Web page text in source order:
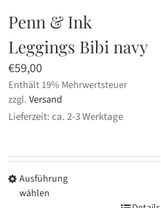
Penn & Ink
Leggings Bibi navy
€59,00
Enthält 19% Mehrwertsteuer
zzgl.Versand
Lieferzeit: ca. 2-3 Werktage
Ausführung
wählen